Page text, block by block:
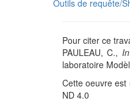
Outils de requête/
Pour citer ce
PAULEAU, C.,
laboratoire
Cette oeuvre est
ND 4.0